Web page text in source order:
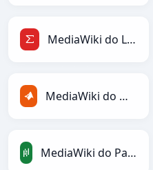
MediaWiki do LaTeX
MediaWiki do MATLAB
MediaWiki do PandasDataFrame